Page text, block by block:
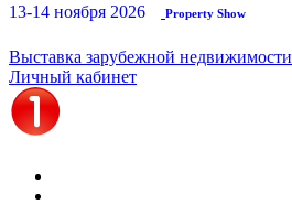
13-14 ноября 2026 Property Show
Выставка зарубежной недвижимости
Личный кабинет